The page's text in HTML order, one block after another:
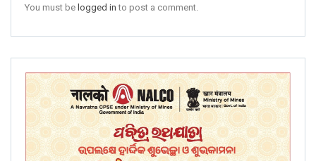
You must be logged in to post a comment.